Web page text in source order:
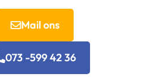
Mail ons
073 -599 42 36